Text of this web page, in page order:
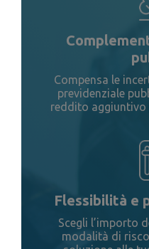
Compensa le
previdenziale
reddito
Flessibilità e
Scegli l’importo
modalità di